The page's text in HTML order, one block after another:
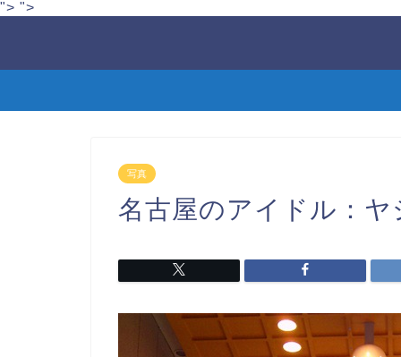
"> ">
写真
名古屋のアイドル：